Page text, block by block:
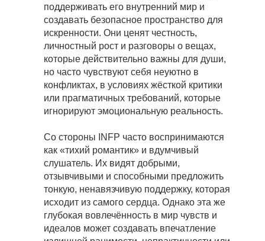
поддерживать его внутренний мир и
создавать безопасное пространство для
искренности. Они ценят честность,
личностный рост и разговоры о вещах,
которые действительно важны для души,
но часто чувствуют себя неуютно в
конфликтах, в условиях жёсткой критики
или прагматичных требований, которые
игнорируют эмоциональную реальность.
Со стороны INFP часто воспринимаются
как «тихий романтик» и вдумчивый
слушатель. Их видят добрыми,
отзывчивыми и способными предложить
тонкую, ненавязчивую поддержку, которая
исходит из самого сердца. Однако эта же
глубокая вовлечённость в мир чувств и
идеалов может создавать впечатление